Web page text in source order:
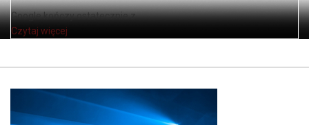
Google kończy ostatecznie z ...
Czytaj więcej